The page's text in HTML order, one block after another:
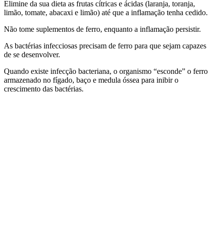
Elimine da sua dieta as frutas cítricas e ácidas (laranja, toranja,
limão, tomate, abacaxi e limão) até que a inflamação tenha cedido.
Não tome suplementos de ferro, enquanto a inflamação persistir.
As bactérias infecciosas precisam de ferro para que sejam capazes
de se desenvolver.
Quando existe infecção bacteriana, o organismo “esconde” o ferro
armazenado no fígado, baço e medula óssea para inibir o
crescimento das bactérias.